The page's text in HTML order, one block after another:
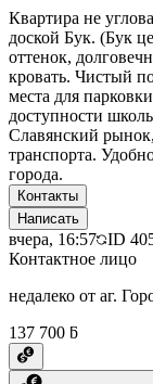
Квартира не
доской Бук. (Бук
оттенок,
кровать. Чистый
места для
доступности
Славянский
транспорта.
города.
Контакты
Написать
вчера, 16:57 ID
Контактное лицо
недалеко от аг.
137 700 ƃ